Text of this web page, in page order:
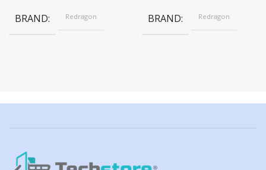
BRAND Redragon BRAND Redragon